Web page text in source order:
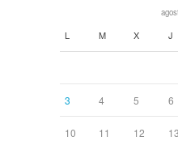
L M X J
3 4 5 6
10 11 12 13